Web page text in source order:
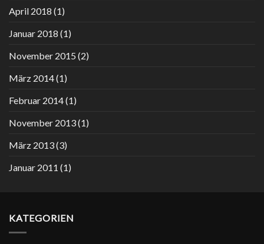
April 2018 (1)
Januar 2018 (1)
November 2015 (2)
März 2014(1)
Februar 2014(1)
November 2013(1)
März 2013(3)
Januar 2011 (1)
KATEGORIEN